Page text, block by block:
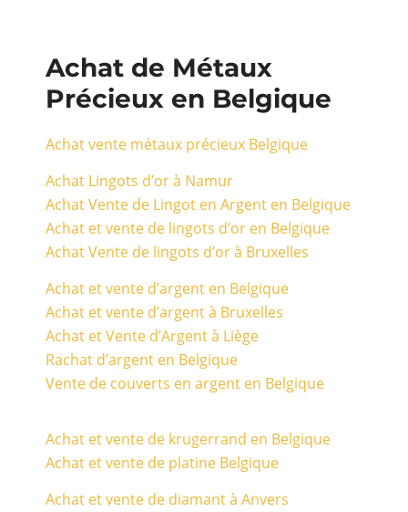
Achat de Métaux
Précieux en Belgique
Achat vente métaux précieux Belgique
Achat Lingots d’or à Namur
Achat Vente de Lingot en Argent en Belgique
Achat et vente de lingots d’or en Belgique
Achat Vente de lingots d’or à Bruxelles
Achat et vente d’argent en Belgique
Achat et vente d’argent à Bruxelles
Achat et Vente d’Argent à Liège
Rachat d’argent en Belgique
Vente de couverts en argent en Belgique
Achat et vente de krugerrand en Belgique
Achat et vente de platine Belgique
Achat et vente de diamant à Anvers